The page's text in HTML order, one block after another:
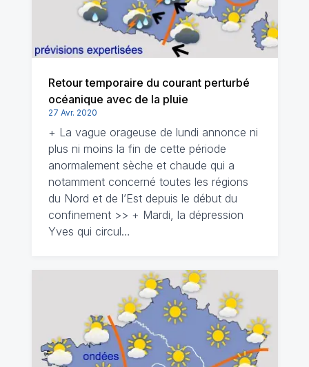
Retour temporaire du courant perturbé
océanique avec de la pluie
27 Avr. 2020
+ La vague orageuse de lundi annonce ni
plus ni moins la fin de cette période
anormalement sèche et chaude qui a
notamment concerné toutes les régions
du Nord et de l’Est depuis le début du
confinement >> + Mardi, la dépression
Yves qui circul…